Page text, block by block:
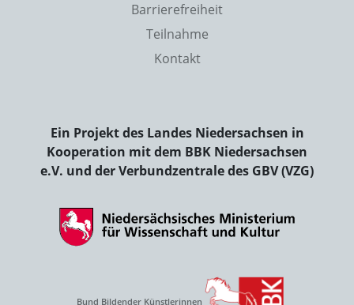
Barrierefreiheit
Teilnahme
Kontakt
Ein Projekt des Landes Niedersachsen in
Kooperation mit dem BBK Niedersachsen
e.V. und der Verbundzentrale des GBV (VZG)
Bund Bildender Künstlerinnen